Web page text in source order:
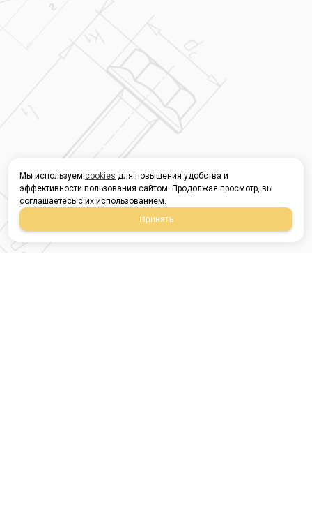
Мы используем cookies для повышения удобства и
эффективности пользования сайтом. Продолжая просмотр, вы
соглашаетесь с их использованием.
Принять